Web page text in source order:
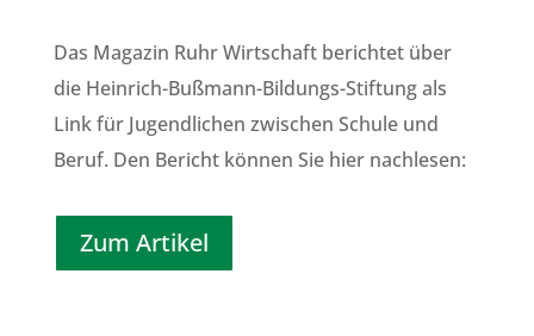
Das Magazin Ruhr Wirtschaft berichtet über
die Heinrich-Bußmann-Bildungs-Stiftung als
Link für Jugendlichen zwischen Schule und
Beruf. Den Bericht können Sie hier nachlesen:
Zum Artikel